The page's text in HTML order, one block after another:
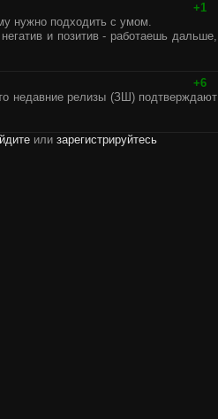
+1
нужно подходить с умом.
и позитив - работаешь дальше,
+6
недавние релизы (ЗШ) подтверждают
или зарегистрируйтесь